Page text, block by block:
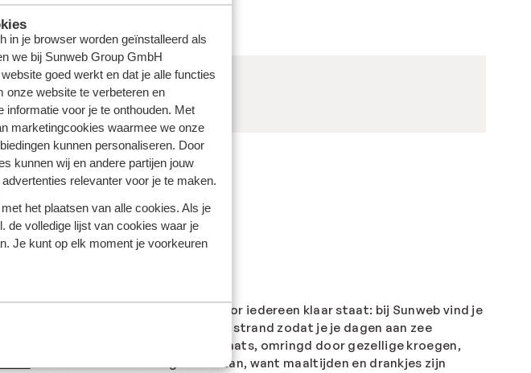
in je browser worden geïnstalleerd als
we bij Sunweb Group GmbH
goed werkt en dat je alle functies
onze website te verbeteren en
voor je te onthouden. Met
marketingcookies waarmee we onze
kunnen personaliseren. Door
kunnen wij en andere partijen jouw
relevanter voor je te maken.
het plaatsen van alle cookies. Als je
de volledige lijst van cookies waar je
Je kunt op elk moment je voorkeuren
en een vrolijk animatieteam dat voor iedereen klaar staat: bij Sunweb vind je
Zit je het liefst direct aan het strand zodat je je dagen aan zee
in het centrum van een levendige plaats, omringd door gezellige kroegen,
ideaal. Je schuift dan gewoon aan, want maaltijden en drankjes zijn